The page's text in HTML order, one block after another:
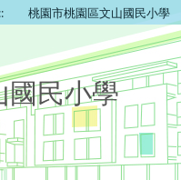
桃園市桃園區文山國民小學
國民小學